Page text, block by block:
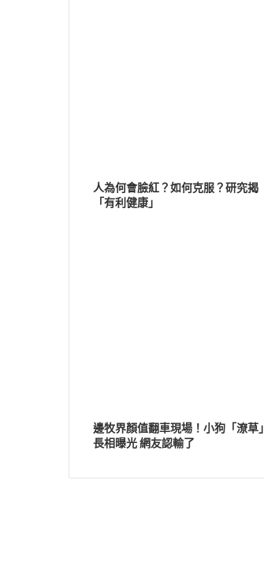
人為何會臉紅？如何克服？研究揭
「有利健康」
邊牧界顏值翻車現場！小狗「潦草」
長相曝光 網友認輸了